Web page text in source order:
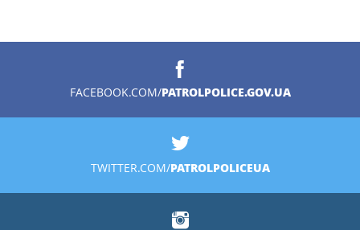
FACEBOOK.COM/PATROLPOLICE.GOV.UA
TWITTER.COM/PATROLPOLICEUA